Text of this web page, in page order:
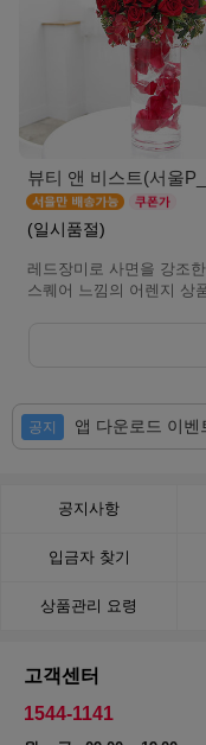
(일시품절)
레드장미로 사면을 강조한
스퀘어 느낌의 어렌지 상
공지 앱 다운로드 이
공지사항
입금자 찾기
상품관리 요령
고객센터
1544-1141